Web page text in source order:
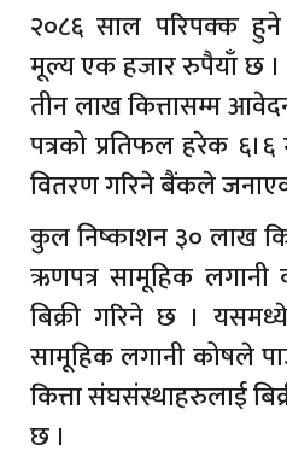
२०८६ साल परिपक्क हुने
मूल्य एक हजार रुपैयाँ छ
तीन लाख कित्तासम्म
पत्रको प्रतिफल हरेक ६।६
वितरण गरिने बैंकले
कुल निष्काशन ३० लाख
ऋणपत्र सामूहिक लगानी
बिक्री गरिने छ ।
सामूहिक लगानी कोषले
कित्ता संघसंस्थाहरुलाई
छ ।